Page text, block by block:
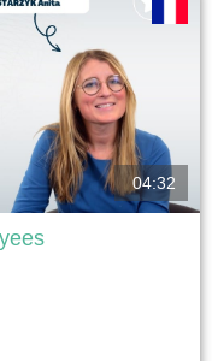
struggle to
research on
three key dilemmas
04:32